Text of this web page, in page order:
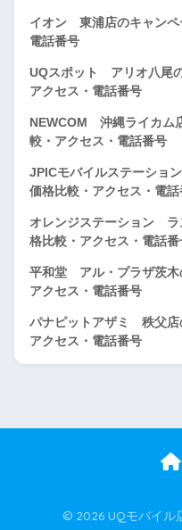
イオン 東浦店のキャンペ
電話番号
UQスポット アリオ八尾
アクセス・電話番号
NEWCOM 沖縄ライカム
較・アクセス・電話番号
JPICモバイルステーショ
価格比較・アクセス・電話
オレンジステーション ラ
格比較・アクセス・電話番
平和堂 アル・プラザ茨木
アクセス・電話番号
パナピットアザミ 秩父店
アクセス・電話番号
© 2026 UQモバイル